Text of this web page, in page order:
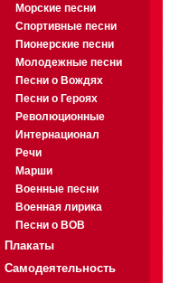
Морские песни
Спортивные песни
Пионерские песни
Молодежные песни
Песни о Вождях
Песни о Героях
Революционные
Интернационал
Речи
Марши
Военные песни
Военная лирика
Песни о ВОВ
Плакаты
Самодеятельность